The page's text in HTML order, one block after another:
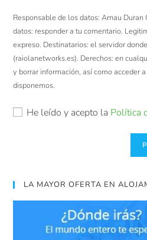
Responsable de los datos: Arnau
datos: responder a tu comentario.
expreso. Destinatarios: el servidor
(raiolanetworks.es). Derechos: en
y borrar información, así como acceder
disponemos.
He leído y acepto la Política
LA MAYOR OFERTA EN